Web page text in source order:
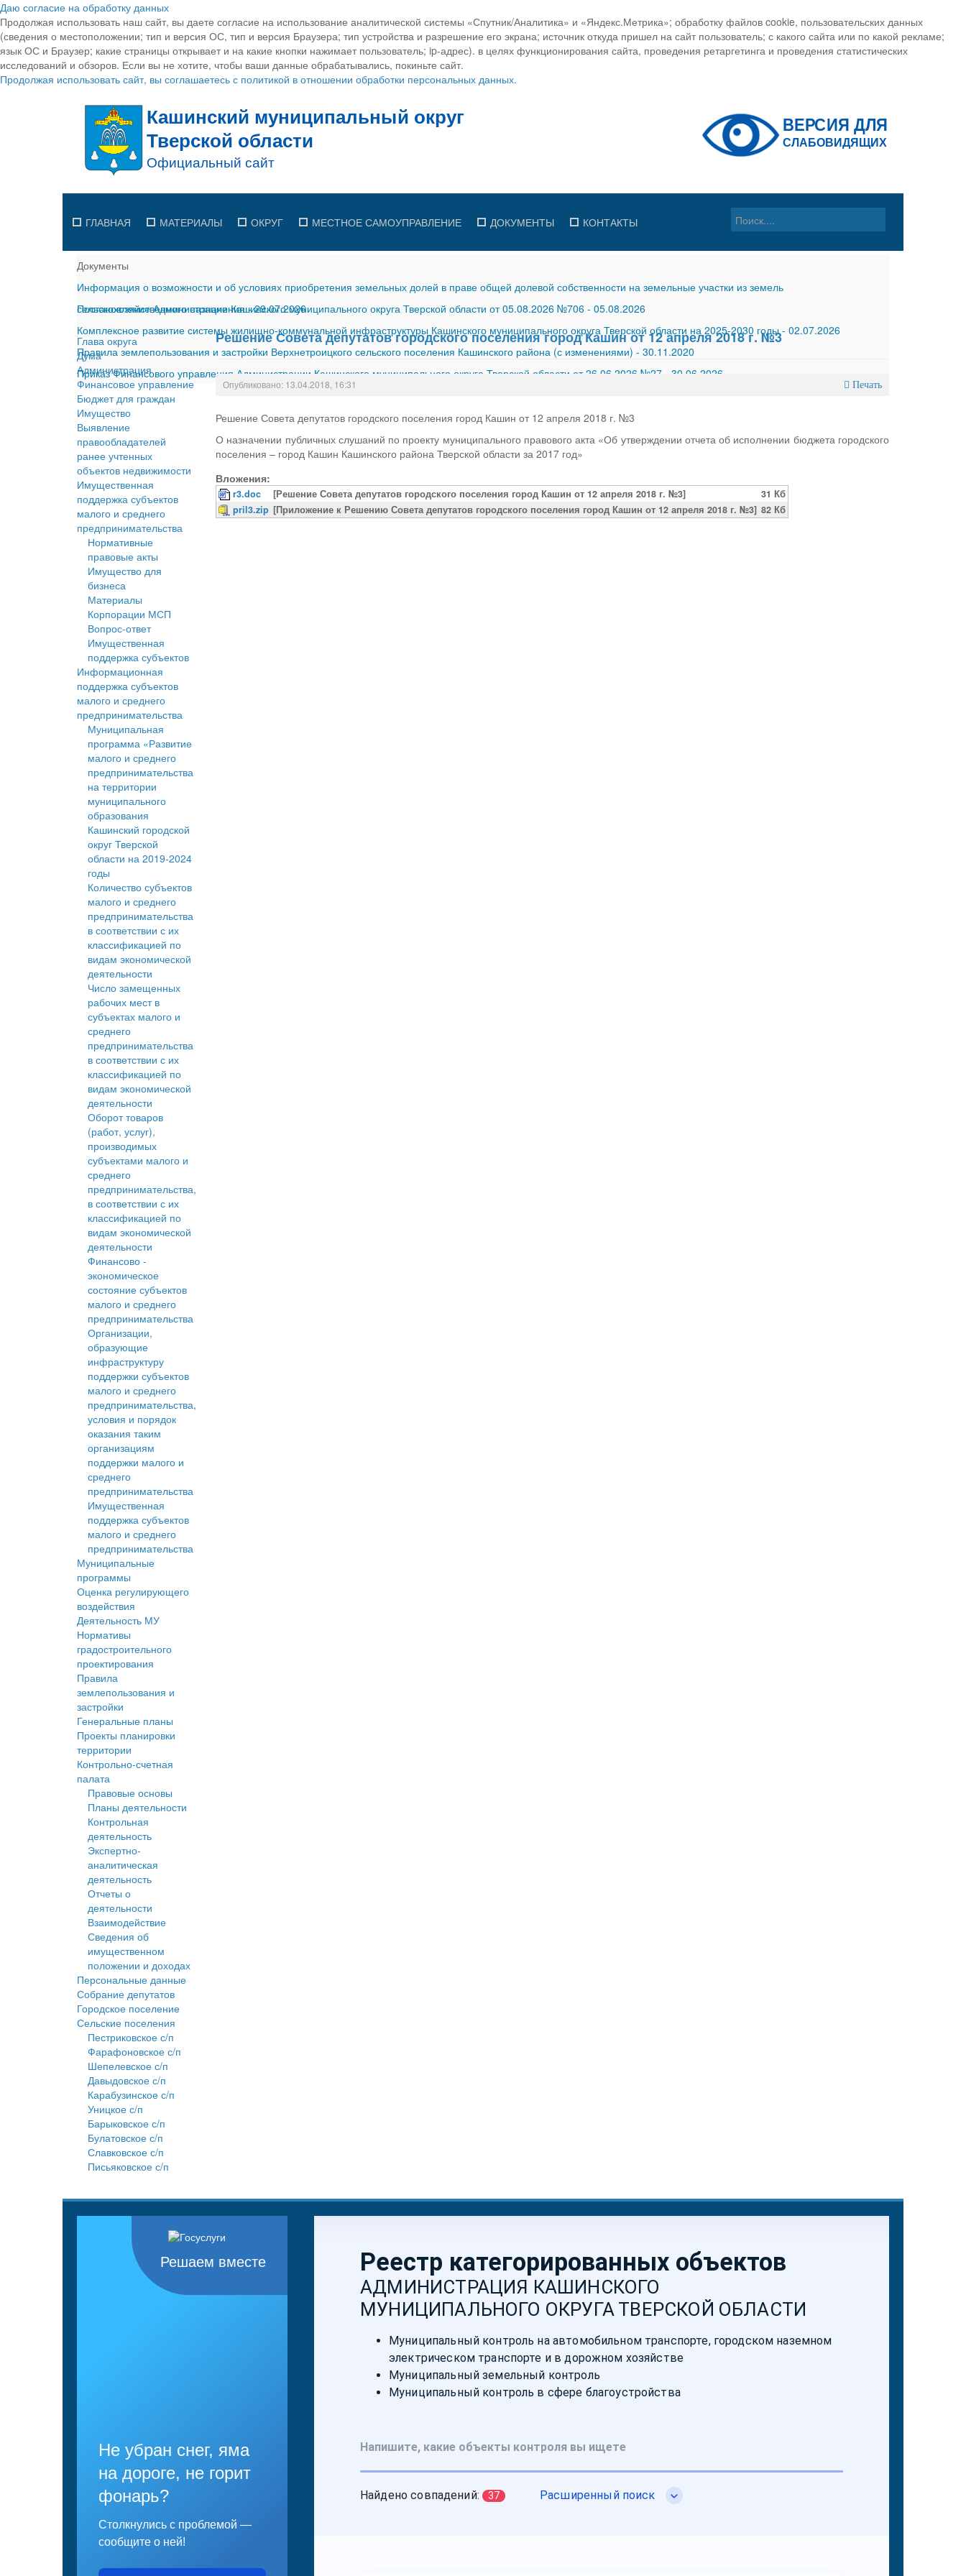
Даю согласие на обработку данных
Продолжая использовать наш сайт, вы даете согласие на использование аналитической системы «Спутник/Аналитика» и «Яндекс.Метрика»; обработку файлов cookie, пользовательских данных
(сведения о местоположении; тип и версия ОС, тип и версия Браузера; тип устройства и разрешение его экрана; источник откуда пришел на сайт пользователь; с какого сайта или по какой рекламе;
язык ОС и Браузер; какие страницы открывает и на какие кнопки нажимает пользователь; ip-адрес). в целях функционирования сайта, проведения ретаргетинга и проведения статистических
исследований и обзоров. Если вы не хотите, чтобы ваши данные обрабатывались, покиньте сайт.
Продолжая использовать сайт, вы соглашаетесь с политикой в отношении обработки персональных данных.
ГЛАВНАЯ МАТЕРИАЛЫ ОКРУГ МЕСТНОЕ САМОУПРАВЛЕНИЕ ДОКУМЕНТЫ КОНТАКТЫ
Документы
Информация о возможности и об условиях приобретения земельных долей в праве общей долевой собственности на земельные участки из земель
сельскохозяйственного назначения-29.07.2026
Постановление Администрации Кашинского муниципального округа Тверской области от 05.08.2026 №706 - 05.08.2026
Комплексное развитие системы жилищно-коммунальной инфраструктуры Кашинского муниципального округа Тверской области на 2025-2030 годы- 02.07.2026
Правила землепользования и застройки Верхнетроицкого сельского поселения Кашинского района (с изменениями) - 30.11.2020
Приказ Финансового управления Администрации Кашинского муниципального округа Тверской области от 26.06.2026 №27
30.06.2026
Глава округа
Дума
Администрация
Финансовое управление
Бюджет для граждан
Имущество
Выявление
правообладателей
ранее учтенных
объектов недвижимости
Имущественная
поддержка субъектов
малого и среднего
предпринимательства
Нормативные
правовые акты
Имущество для
бизнеса
Материалы
Корпорации МСП
Вопрос-ответ
Имущественная
поддержка субъектов
Информационная
поддержка субъектов
малого и среднего
предпринимательства
Муниципальная
программа «Развитие
малого и среднего
предпринимательства
на территории
муниципального
образования
Кашинский городской
округ Тверской
области на 2019-2024
годы
Количество субъектов
малого и среднего
предпринимательства
в соответствии с их
классификацией по
видам экономической
деятельности
Число замещенных
рабочих мест в
субъектах малого и
среднего
предпринимательства
в соответствии с их
классификацией по
видам экономической
деятельности
Оборот товаров
(работ, услуг),
производимых
субъектами малого и
среднего
предпринимательства,
в соответствии с их
классификацией по
видам экономической
деятельности
Финансово -
экономическое
состояние субъектов
малого и среднего
предпринимательства
Организации,
образующие
инфраструктуру
поддержки субъектов
малого и среднего
предпринимательства,
условия и порядок
оказания таким
организациям
поддержки малого и
среднего
предпринимательства
Имущественная
поддержка субъектов
малого и среднего
предпринимательства
Муниципальные
программы
Оценка регулирующего
воздействия
Деятельность МУ
Нормативы
градостроительного
проектирования
Правила
землепользования и
застройки
Генеральные планы
Проекты планировки
территории
Контрольно-счетная
палата
Правовые основы
Планы деятельности
Контрольная
деятельность
Экспертно-
аналитическая
деятельность
Отчеты о
деятельности
Взаимодействие
Сведения об
имущественном
положении и доходах
Персональные данные
Собрание депутатов
Городское поселение
Сельские поселения
Пестриковское с/п
Фарафоновское с/п
Шепелевское с/п
Давыдовское с/п
Карабузинское с/п
Уницкое с/п
Барыковское с/п
Булатовское с/п
Славковское с/п
Письяковское с/п
Решение Совета депутатов городского поселения город Кашин от 12 апреля 2018 г. №3
Опубликовано: 13.04.2018, 16:31 Печать
Решение Совета депутатов городского поселения город Кашин от 12 апреля 2018 г. №3
О назначении публичных слушаний по проекту муниципального правового акта «Об утверждении отчета об исполнении бюджета городского
поселения – город Кашин Кашинского района Тверской области за 2017 год»
Вложения:
r3.doc [Решение Совета депутатов городского поселения город Кашин от 12 апреля 2018 г. №3]
31 Кб
pril3.zip [Приложение к Решению Совета депутатов городского поселения город Кашин от 12 апреля 2018 г. №3] 82 Кб
Решаем вместе
Не убран снег, яма
на дороге, не горит
фонарь?
Столкнулись с проблемой —
сообщите о ней!